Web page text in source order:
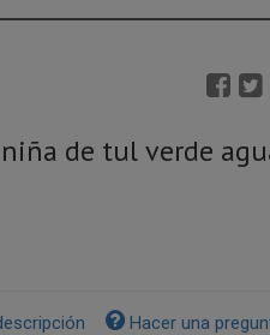
de tul verde
Hacer una